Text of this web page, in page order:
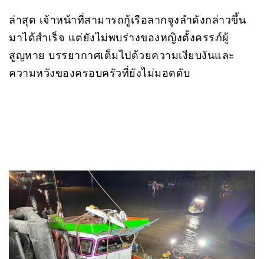
ล่าสุด เจ้าหน้าที่สามารถกู้เรือลากจูงลำดังกล่าวขึ้น
มาได้สำเร็จ แต่ยังไม่พบร่างของหญิงตั้งครรภ์ผู้
สูญหาย บรรยากาศเต็มไปด้วยความเงียบงันและ
ความหวังของครอบครัวที่ยังไม่มอดดับ